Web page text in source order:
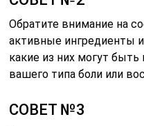
Обратите внимание на
активные ингредиенты
какие из них могут
вашего типа боли или
СОВЕТ №3